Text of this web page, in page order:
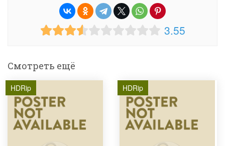
3.55
Смотреть ещё
HDRip HDRip